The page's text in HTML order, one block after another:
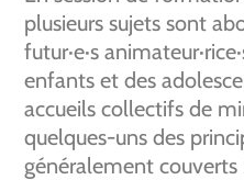
plusieurs sujets sont
futur·e·s
enfants et des
accueils collectifs de
quelques-uns des
généralement couverts